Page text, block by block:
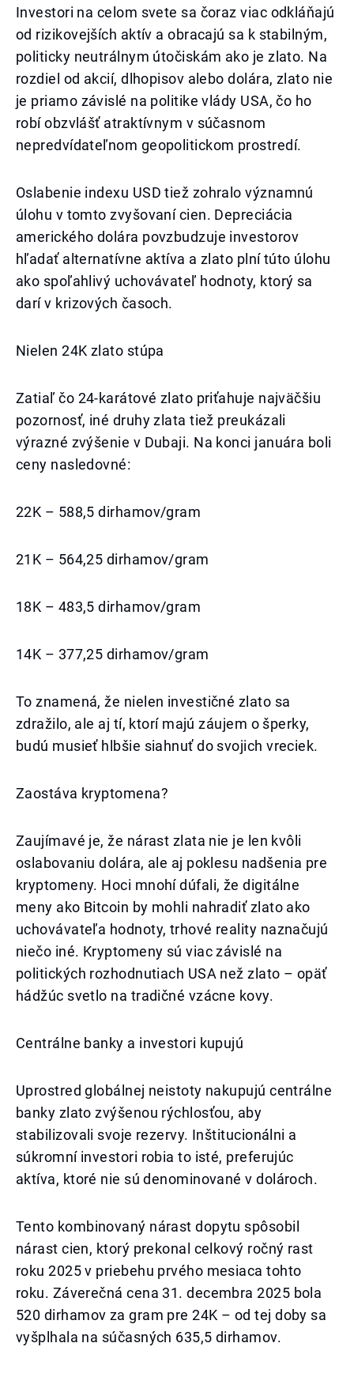
Investori na celom svete sa čoraz viac odkláňajú
od rizikovejších aktív a obracajú sa k stabilným,
politicky neutrálnym útočiskám ako je zlato. Na
rozdiel od akcií, dlhopisov alebo dolára, zlato nie
je priamo závislé na politike vlády USA, čo ho
robí obzvlášť atraktívnym v súčasnom
nepredvídateľnom geopolitickom prostredí.
Oslabenie indexu USD tiež zohralo významnú
úlohu v tomto zvyšovaní cien. Depreciácia
amerického dolára povzbudzuje investorov
hľadať alternatívne aktíva a zlato plní túto úlohu
ako spoľahlivý uchovávateľ hodnoty, ktorý sa
darí v krizových časoch.
Nielen 24K zlato stúpa
Zatiaľ čo 24-karátové zlato priťahuje najväčšiu
pozornosť, iné druhy zlata tiež preukázali
výrazné zvýšenie v Dubaji. Na konci januára boli
ceny nasledovné:
22K – 588,5 dirhamov/gram
21K – 564,25 dirhamov/gram
18K – 483,5 dirhamov/gram
14K – 377,25 dirhamov/gram
To znamená, že nielen investičné zlato sa
zdražilo, ale aj tí, ktorí majú záujem o šperky,
budú musieť hlbšie siahnuť do svojich vreciek.
Zaostáva kryptomena?
Zaujímavé je, že nárast zlata nie je len kvôli
oslabovaniu dolára, ale aj poklesu nadšenia pre
kryptomeny. Hoci mnohí dúfali, že digitálne
meny ako Bitcoin by mohli nahradiť zlato ako
uchovávateľa hodnoty, trhové reality naznačujú
niečo iné. Kryptomeny sú viac závislé na
politických rozhodnutiach USA než zlato – opäť
hádžúc svetlo na tradičné vzácne kovy.
Centrálne banky a investori kupujú
Uprostred globálnej neistoty nakupujú centrálne
banky zlato zvýšenou rýchlosťou, aby
stabilizovali svoje rezervy. Inštitucionálni a
súkromní investori robia to isté, preferujúc
aktíva, ktoré nie sú denominované v dolároch.
Tento kombinovaný nárast dopytu spôsobil
nárast cien, ktorý prekonal celkový ročný rast
roku 2025 v priebehu prvého mesiaca tohto
roku. Záverečná cena 31. decembra 2025 bola
520 dirhamov za gram pre 24K – od tej doby sa
vyšplhala na súčasných 635,5 dirhamov.